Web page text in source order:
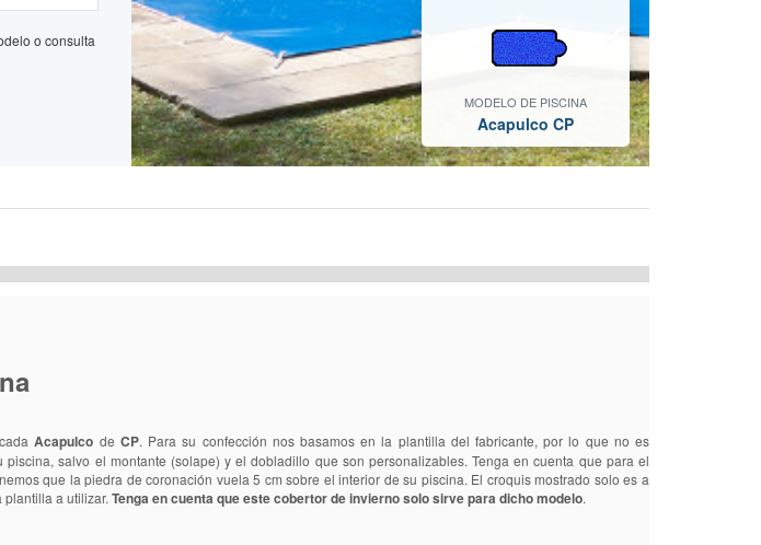
o consulta
MODELO DE PISCINA
Acapulco CP
Acapulco de CP. Para su confección nos basamos en la plantilla del fabricante, por lo que no es
salvo el montante (solape) y el dobladillo que son personalizables. Tenga en cuenta que para el
que la piedra de coronación vuela 5 cm sobre el interior de su piscina. El croquis mostrado solo es a
plantilla a utilizar. Tenga en cuenta que este cobertor de invierno solo sirve para dicho modelo.